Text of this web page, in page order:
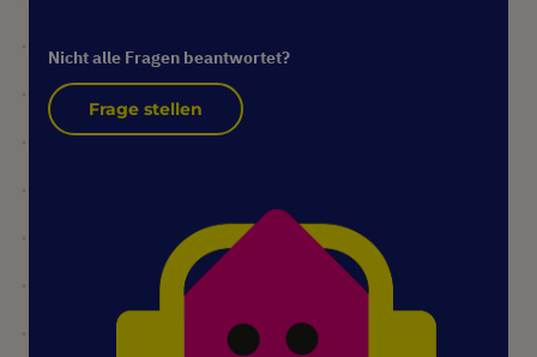
Nicht alle Fragen beantwortet?
Frage stellen